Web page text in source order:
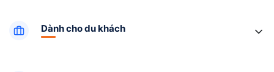
Dành cho du khách